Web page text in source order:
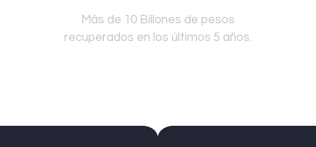
Más de 10 Billones de pesos
recuperados en los últimos 5 años.